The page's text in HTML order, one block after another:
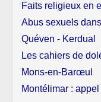
Faits religieux en
Abus sexuels
Quéven - Kerdual
Les cahiers de
Mons-en-Barœul
Montélimar :